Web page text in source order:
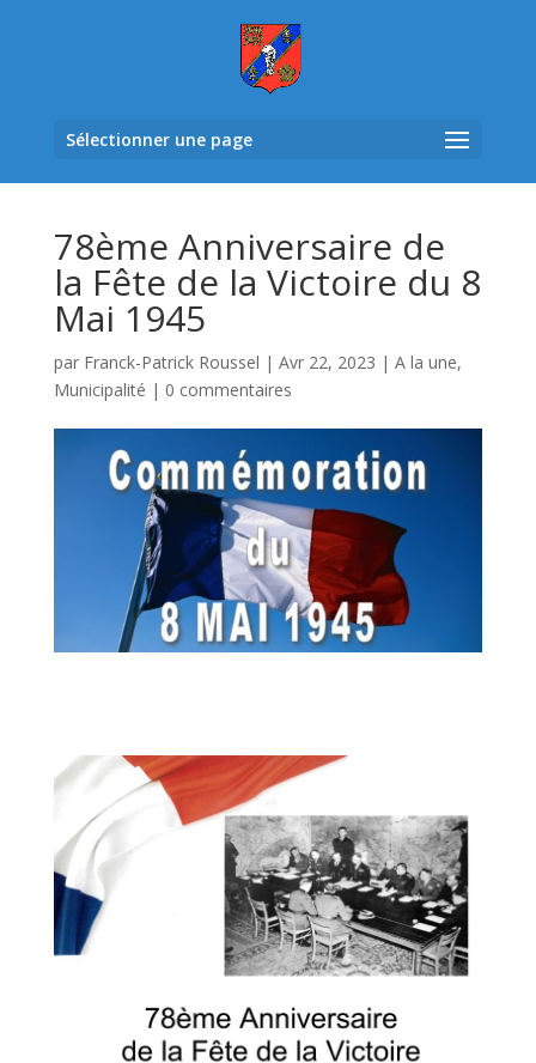
Sélectionner une page
78ème Anniversaire de
la Fête de la Victoire du 8
Mai 1945
par Franck-Patrick Roussel | Avr 22, 2023 | A la une,
Municipalité | 0 commentaires